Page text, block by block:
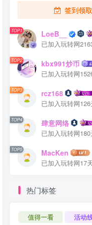
签到领
TOP1 LoeB__
已加入玩转网
TOP2 kbx991炒币
已加入玩转网
TOP3 rcz168
已加入玩转网126
TOP4 肆意网络
已加入玩转网180
TOP5 MacKen
已加入玩转网17
热门标签
值得一看 活动